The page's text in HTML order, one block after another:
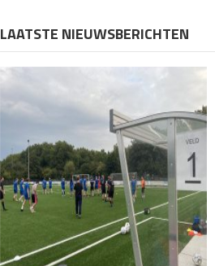
LAATSTE NIEUWSBERICHTEN